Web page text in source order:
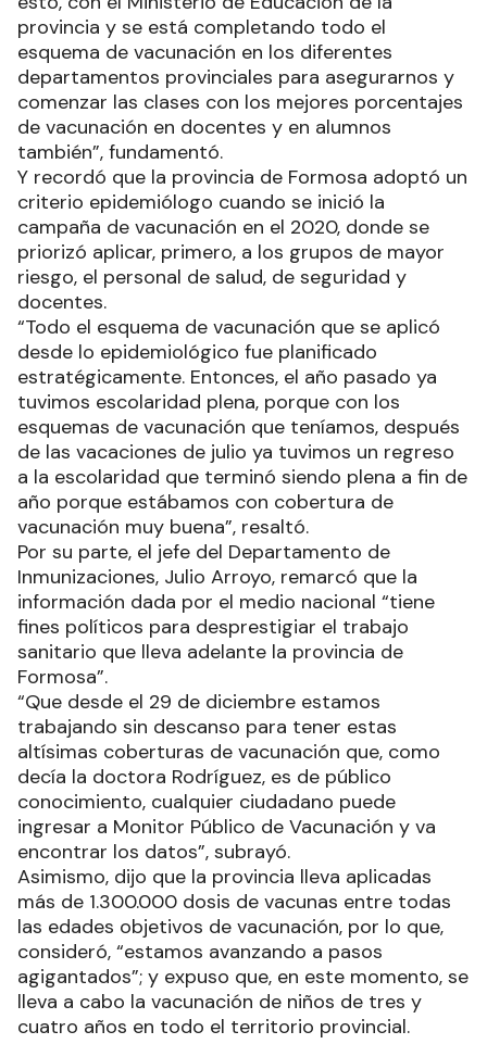
provincia y se está completando todo el
esquema de vacunación en los diferentes
departamentos provinciales para asegurarnos y
comenzar las clases con los mejores porcentajes
de vacunación en docentes y en alumnos
también”, fundamentó.
Y recordó que la provincia de Formosa adoptó un
criterio epidemiólogo cuando se inició la
campaña de vacunación en el 2020, donde se
priorizó aplicar, primero, a los grupos de mayor
riesgo, el personal de salud, de seguridad y
docentes.
“Todo el esquema de vacunación que se aplicó
desde lo epidemiológico fue planificado
estratégicamente. Entonces, el año pasado ya
tuvimos escolaridad plena, porque con los
esquemas de vacunación que teníamos, después
de las vacaciones de julio ya tuvimos un regreso
a la escolaridad que terminó siendo plena a fin de
año porque estábamos con cobertura de
vacunación muy buena”, resaltó.
Por su parte, el jefe del Departamento de
Inmunizaciones, Julio Arroyo, remarcó que la
información dada por el medio nacional “tiene
fines políticos para desprestigiar el trabajo
sanitario que lleva adelante la provincia de
Formosa”.
“Que desde el 29 de diciembre estamos
trabajando sin descanso para tener estas
altísimas coberturas de vacunación que, como
decía la doctora Rodríguez, es de público
conocimiento, cualquier ciudadano puede
ingresar a Monitor Público de Vacunación y va
encontrar los datos”, subrayó.
Asimismo, dijo que la provincia lleva aplicadas
más de 1.300.000 dosis de vacunas entre todas
las edades objetivos de vacunación, por lo que,
consideró, “estamos avanzando a pasos
agigantados”; y expuso que, en este momento, se
lleva a cabo la vacunación de niños de tres y
cuatro años en todo el territorio provincial.